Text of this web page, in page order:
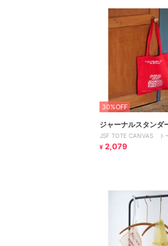
30%OFF
ジャーナルスタンダ
チャー
JSF TOTE CANVAS ト
¥ 2,079